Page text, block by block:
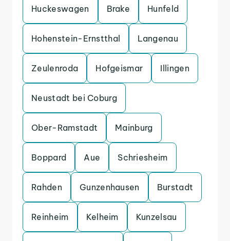
Huckeswagen Brake Hunfeld
Hohenstein-Ernstthal Langenau
Zeulenroda Hofgeismar Illingen
Neustadt bei Coburg
Ober-Ramstadt Mainburg
Boppard Aue Schriesheim
Rahden Gunzenhausen Burstadt
Reinheim Kelheim Kunzelsau